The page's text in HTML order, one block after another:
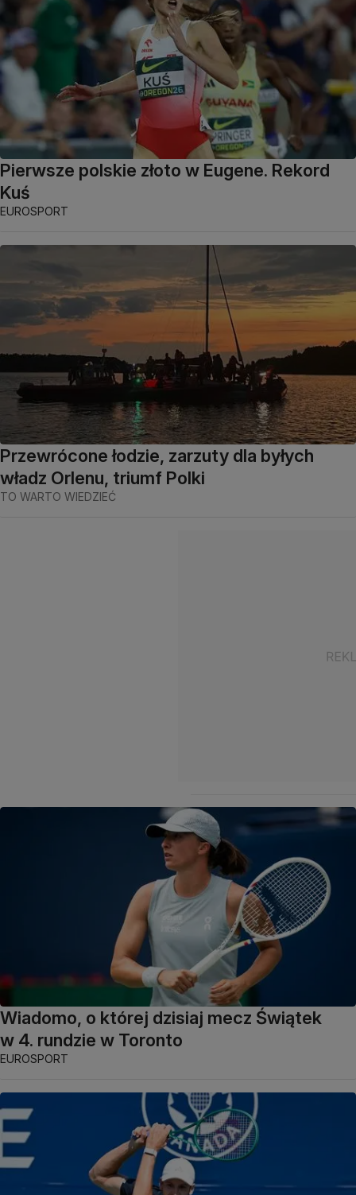
Pierwsze polskie złoto w Eugene. Rekord
Kuś
EUROSPORT
Przewrócone łodzie, zarzuty dla byłych
władz Orlenu, triumf Polki
TO WARTO WIEDZIEĆ
Wiadomo, o której dzisiaj mecz Świątek
w 4. rundzie w Toronto
EUROSPORT